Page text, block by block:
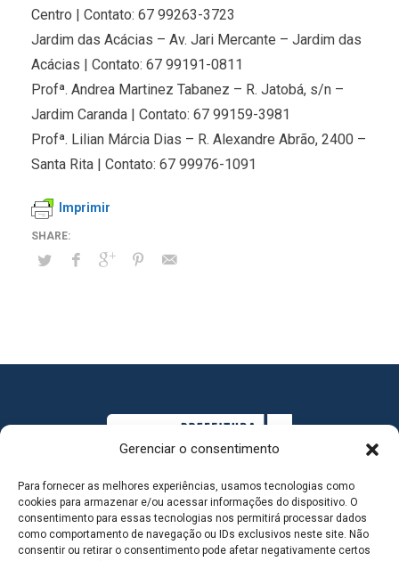
Gerenciar o consentimento
Para fornecer as melhores experiências, usamos tecnologias como
cookies para armazenar e/ou acessar informações do dispositivo. O
consentimento para essas tecnologias nos permitirá processar dados
como comportamento de navegação ou IDs exclusivos neste site. Não
consentir ou retirar o consentimento pode afetar negativamente certos
Centro | Contato: 67 99263-3723
Jardim das Acácias – Av. Jari Mercante – Jardim das
Acácias | Contato: 67 99191-0811
Profª. Andrea Martinez Tabanez – R. Jatobá, s/n –
Jardim Caranda | Contato: 67 99159-3981
Profª. Lilian Márcia Dias – R. Alexandre Abrão, 2400 –
Santa Rita | Contato: 67 99976-1091
Imprimir
MAPA DO SITE